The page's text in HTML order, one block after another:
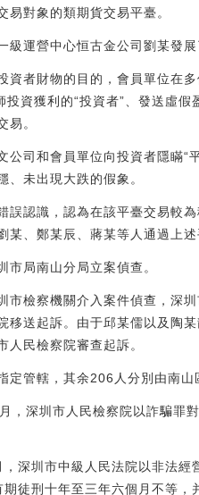
易對象的類期貨交易平臺。
級運營中心恒古金公司劉某發
資者財物的目的，會員單位在
投資獲利的“投資者”、發送虛
易。
公司和會員單位向投資者隱瞞“
、未出現大跌的假象。
誤認識，認為在該平臺交易較
某、鄭某辰、蔣某等人通過上
市局南山分局立案偵查。
市檢察機關介入案件偵查，深
移送起訴。由于邱某儒以及陶
人民檢察院審查起訴。
定管轄，其余206人分別由南山
，深圳市人民檢察院以詐騙罪
深圳市中級人民法院以非法經
徒刑十年至三年六個月不等